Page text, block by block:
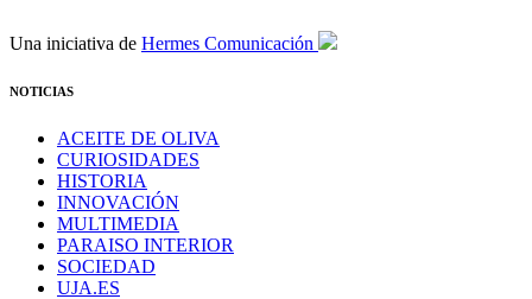
Una iniciativa de Hermes Comunicación
NOTICIAS
ACEITE DE OLIVA
CURIOSIDADES
HISTORIA
INNOVACIÓN
MULTIMEDIA
PARAISO INTERIOR
SOCIEDAD
UJA.ES